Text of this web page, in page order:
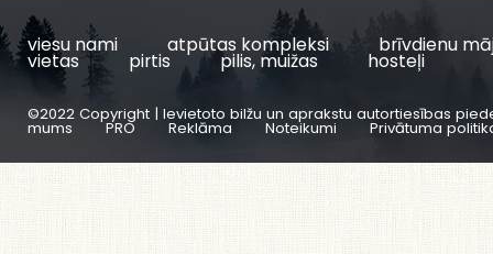
viesu nami atpūtas kompleksi brīvdienu
vietas pirtis pilis, muižas hosteļi
©2022 Copyright | Ievietoto bilžu un aprakstu autortiesības
mums PRO Reklāma Noteikumi Privātuma